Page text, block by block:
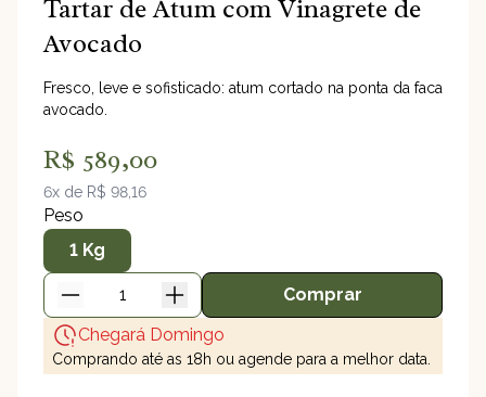
Tartar de Atum com Vinagrete de
Avocado
Fresco, leve e sofisticado: atum cortado na ponta da faca
avocado.
R$ 589,00
6x de R$ 98,16
Peso
1 Kg
Comprar
Tartar de Atum
Chegará Domingo
Comprando até as 18h ou agende para a melhor data.